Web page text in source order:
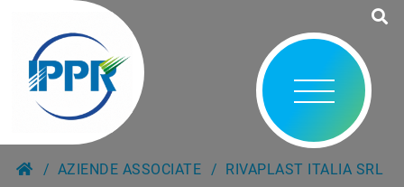
AZIENDE ASSOCIATE RIVAPLAST ITALIA SRL